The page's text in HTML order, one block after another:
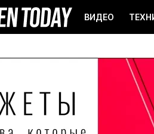
ВИДЕО